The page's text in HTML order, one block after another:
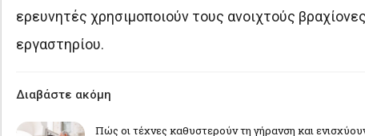
ερευνητές χρησιμοποιούν τους ανοιχτούς
εργαστηρίου.
Διαβάστε ακόμη
Πώς οι τέχνες καθυστερούν τη γήρανση και